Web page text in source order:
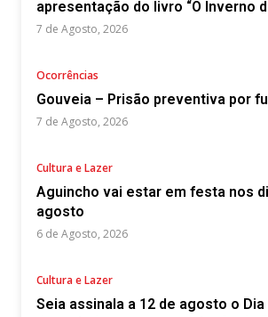
apresentação do livro “O Inverno
7 de Agosto, 2026
Ocorrências
Gouveia – Prisão preventiva por
7 de Agosto, 2026
Cultura e Lazer
Aguincho vai estar em festa nos
agosto
6 de Agosto, 2026
Cultura e Lazer
Seia assinala a 12 de agosto o Dia